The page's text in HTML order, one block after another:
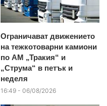
Ограничават движението
на тежкотоварни камиони
по АМ „Тракия“ и
„Струма“ в петък и
неделя
16:49 - 06/08/2026